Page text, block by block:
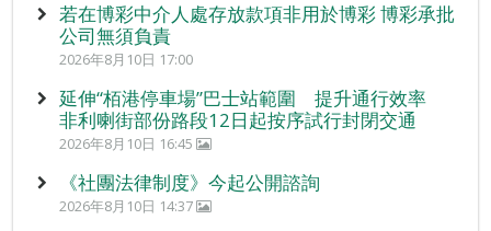
若在博彩中介人處存放款項非用於博彩 博彩承批
公司無須負責
2026年8月10日 17:00
延伸“栢港停車場”巴士站範圍 提升通行效率
非利喇街部份路段12日起按序試行封閉交通
2026年8月10日 16:45
《社團法律制度》今起公開諮詢
2026年8月10日 14:37